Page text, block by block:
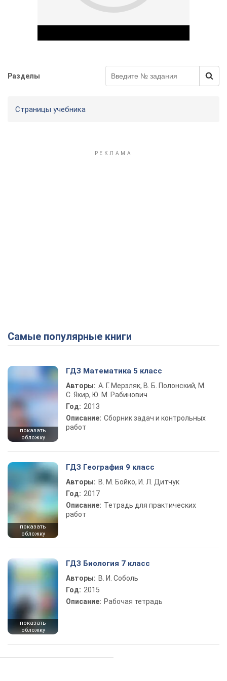
Разделы
Страницы учебника
Самые популярные книги
показать
обложку
ГДЗ Математика 5 класс
Авторы: А. Г. Мерзляк, В. Б. Полонский, М.
С. Якир, Ю. М. Рабинович
Год: 2013
Описание: Сборник задач и контрольных
работ
показать
обложку
ГДЗ География 9 класс
Авторы: В. М. Бойко, И. Л. Дитчук
Год: 2017
Описание: Тетрадь для практических
работ
показать
обложку
ГДЗ Биология 7 класс
Авторы: В. И. Соболь
Год: 2015
Описание: Рабочая тетрадь